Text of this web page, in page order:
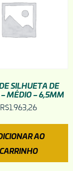
SILHUETA DE
MÉDIO – 6,5MM
R$1.963,26
AO
CARRINHO